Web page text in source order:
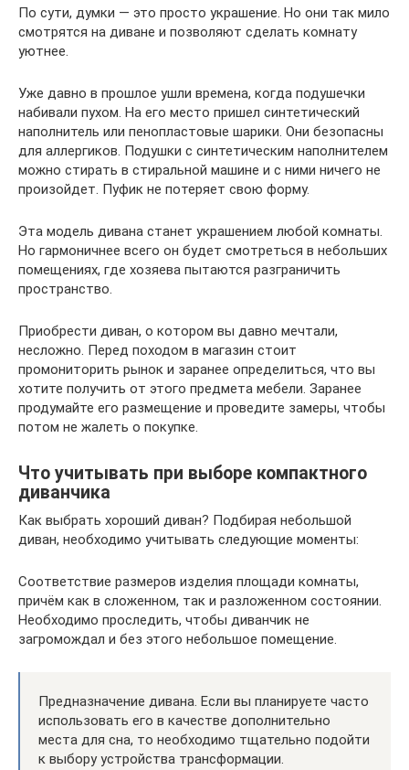
По сути, думки — это просто украшение. Но они так мило
смотрятся на диване и позволяют сделать комнату
уютнее.
Уже давно в прошлое ушли времена, когда подушечки
набивали пухом. На его место пришел синтетический
наполнитель или пенопластовые шарики. Они безопасны
для аллергиков. Подушки с синтетическим наполнителем
можно стирать в стиральной машине и с ними ничего не
произойдет. Пуфик не потеряет свою форму.
Эта модель дивана станет украшением любой комнаты.
Но гармоничнее всего он будет смотреться в небольших
помещениях, где хозяева пытаются разграничить
пространство.
Приобрести диван, о котором вы давно мечтали,
несложно. Перед походом в магазин стоит
промониторить рынок и заранее определиться, что вы
хотите получить от этого предмета мебели. Заранее
продумайте его размещение и проведите замеры, чтобы
потом не жалеть о покупке.
Что учитывать при выборе компактного
диванчика
Как выбрать хороший диван? Подбирая небольшой
диван, необходимо учитывать следующие моменты:
Соответствие размеров изделия площади комнаты,
причём как в сложенном, так и разложенном состоянии.
Необходимо проследить, чтобы диванчик не
загромождал и без этого небольшое помещение.
Предназначение дивана. Если вы планируете часто
использовать его в качестве дополнительно
места для сна, то необходимо тщательно подойти
к выбору устройства трансформации.